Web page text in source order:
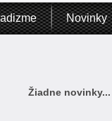
Novinky
Žiadne